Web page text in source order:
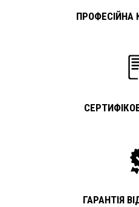
ПРОФЕСІЙНА
ГАРАНТІЯ